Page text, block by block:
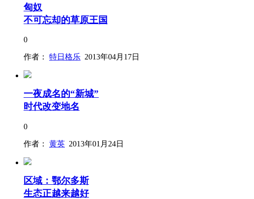
匈奴
不可忘却的草原王国
0
作者： 特日格乐 2013年04月17日
一夜成名的“新城”
时代改变地名
0
作者： 黄英 2013年01月24日
区域：鄂尔多斯
生态正越来越好